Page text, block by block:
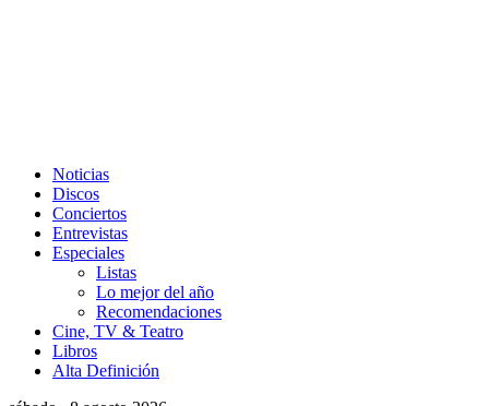
Noticias
Discos
Conciertos
Entrevistas
Especiales
Listas
Lo mejor del año
Recomendaciones
Cine, TV & Teatro
Libros
Alta Definición